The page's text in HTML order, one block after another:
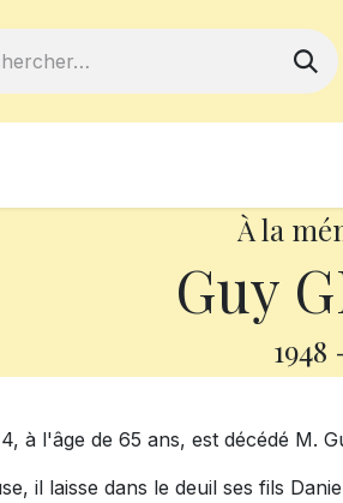
À la
Guy
1948
à l'âge de 65 ans, est décédé M.
il laisse dans le deuil ses fils